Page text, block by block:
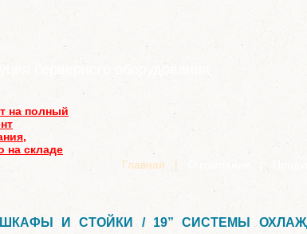
серверного оборудования
на полный
на складе
Главная | О компании
И СТОЙКИ / 19” СИСТЕМЫ